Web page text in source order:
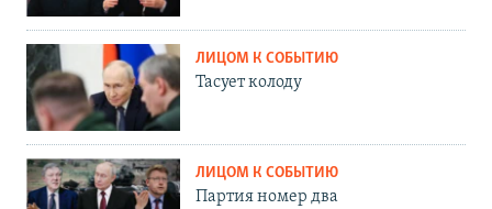
ЛИЦОМ К СОБЫТИЮ
Тасует колоду
ЛИЦОМ К СОБЫТИЮ
Партия номер два